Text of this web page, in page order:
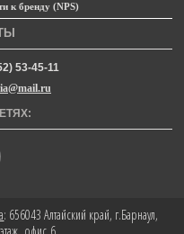
к бренду (NPS)
53-45-11
: 656043 Алтайский край, г.Барнаул,